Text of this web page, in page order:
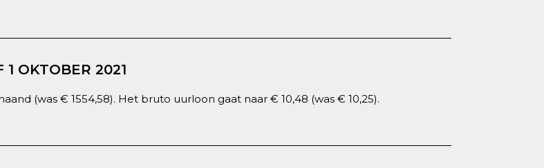
OKTOBER 2021
(was € 1554,58). Het bruto uurloon gaat naar € 10,48 (was € 10,25).